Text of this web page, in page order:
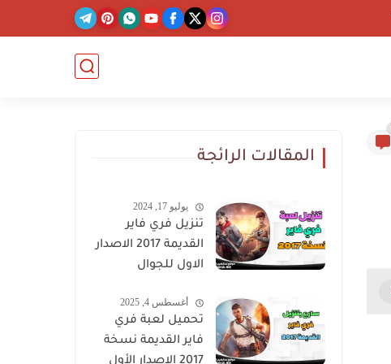
المقالات الرائجة
يوليو 17, 2024
تنزيل فري فاير
القديمة 2017 الاصدار
الاول للجوال
أغسطس 4, 2025
تحميل لعبة فري
فاير القديمة نسخة